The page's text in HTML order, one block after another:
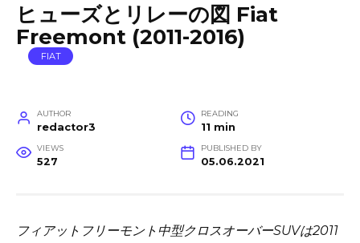
ヒューズとリレーの図 Fiat
Freemont (2011-2016)
FIAT
AUTHOR
redactor3
READING
11 min
VIEWS
527
PUBLISHED BY
05.06.2021
フィアットフリーモント中型クロスオーバーSUVは2011